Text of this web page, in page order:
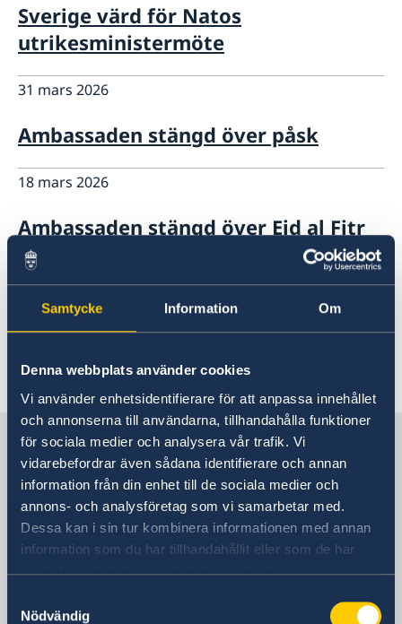
Samtycke Information Om
Denna webbplats använder cookies
Vi använder enhetsidentifierare för att anpassa innehållet
och annonserna till användarna, tillhandahålla funktioner
för sociala medier och analysera vår trafik. Vi
vidarebefordrar även sådana identifierare och annan
information från din enhet till de sociala medier och
annons- och analysföretag som vi samarbetar med.
Dessa kan i sin tur kombinera informationen med annan
information som du har tillhandahållit eller som de har
samlat in när du har använt deras tjänster.
Nödvändig
Sverige värd för Natos
utrikesministermöte
31 mars 2026
Ambassaden stängd över påsk
18 mars 2026
Ambassaden stängd över Eid al Fitr
07 mars 2026
Utökad reseinformation med
1 2 3 4 5 ... 13 14 »
Sverige i Saudiarabien
Sveriges ambassad
Besöksadress
Diplomatic Quarter